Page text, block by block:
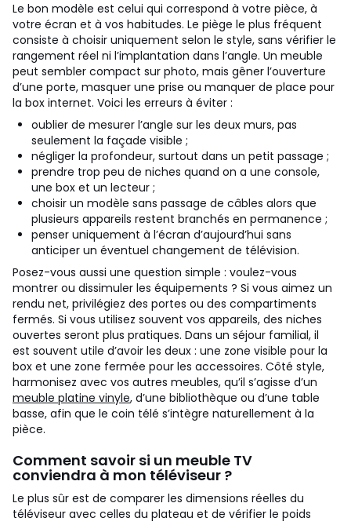
Le bon modèle est celui qui correspond à votre pièce, à
votre écran et à vos habitudes. Le piège le plus fréquent
consiste à choisir uniquement selon le style, sans vérifier le
rangement réel ni l’implantation dans l’angle. Un meuble
peut sembler compact sur photo, mais gêner l’ouverture
d’une porte, masquer une prise ou manquer de place pour
la box internet. Voici les erreurs à éviter :
oublier de mesurer l’angle sur les deux murs, pas
seulement la façade visible ;
négliger la profondeur, surtout dans un petit passage ;
prendre trop peu de niches quand on a une console,
une box et un lecteur ;
choisir un modèle sans passage de câbles alors que
plusieurs appareils restent branchés en permanence ;
penser uniquement à l’écran d’aujourd’hui sans
anticiper un éventuel changement de télévision.
Posez-vous aussi une question simple : voulez-vous
montrer ou dissimuler les équipements ? Si vous aimez un
rendu net, privilégiez des portes ou des compartiments
fermés. Si vous utilisez souvent vos appareils, des niches
ouvertes seront plus pratiques. Dans un séjour familial, il
est souvent utile d’avoir les deux : une zone visible pour la
box et une zone fermée pour les accessoires. Côté style,
harmonisez avec vos autres meubles, qu’il s’agisse d’un
meuble platine vinyle, d’une bibliothèque ou d’une table
basse, afin que le coin télé s’intègre naturellement à la
pièce.
Comment savoir si un meuble TV
conviendra à mon téléviseur ?
Le plus sûr est de comparer les dimensions réelles du
téléviseur avec celles du plateau et de vérifier le poids